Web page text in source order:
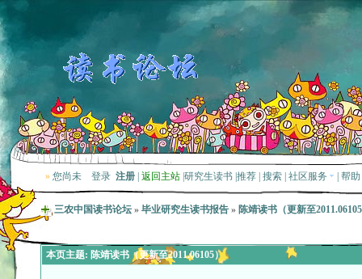
» 您尚未 登录 注册 返回主站 研究生读书 推荐 搜索 社区服务 帮助
三农中国读书论坛 » 毕业研究生读书报告 » 陈靖读书（更新至
本页主题: 陈靖读书（更新至2011.06105）